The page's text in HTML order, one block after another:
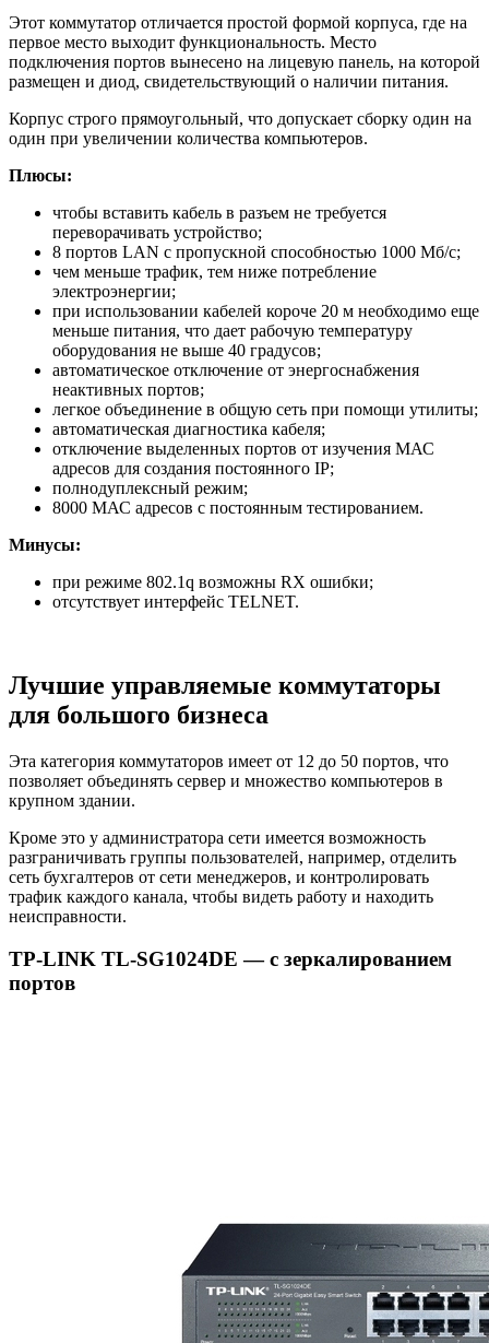
Этот коммутатор отличается простой формой корпуса, где на
первое место выходит функциональность. Место
подключения портов вынесено на лицевую панель, на которой
размещен и диод, свидетельствующий о наличии питания.
Корпус строго прямоугольный, что допускает сборку один на
один при увеличении количества компьютеров.
Плюсы:
чтобы вставить кабель в разъем не требуется
переворачивать устройство;
8 портов LAN с пропускной способностью 1000 Мб/с;
чем меньше трафик, тем ниже потребление
электроэнергии;
при использовании кабелей короче 20 м необходимо еще
меньше питания, что дает рабочую температуру
оборудования не выше 40 градусов;
автоматическое отключение от энергоснабжения
неактивных портов;
легкое объединение в общую сеть при помощи утилиты;
автоматическая диагностика кабеля;
отключение выделенных портов от изучения МАС
адресов для создания постоянного IP;
полнодуплексный режим;
8000 МАС адресов с постоянным тестированием.
Минусы:
при режиме 802.1q возможны RX ошибки;
отсутствует интерфейс TELNET.
Лучшие управляемые коммутаторы
для большого бизнеса
Эта категория коммутаторов имеет от 12 до 50 портов, что
позволяет объединять сервер и множество компьютеров в
крупном здании.
Кроме это у администратора сети имеется возможность
разграничивать группы пользователей, например, отделить
сеть бухгалтеров от сети менеджеров, и контролировать
трафик каждого канала, чтобы видеть работу и находить
неисправности.
TP-LINK TL-SG1024DE — с зеркалированием
портов